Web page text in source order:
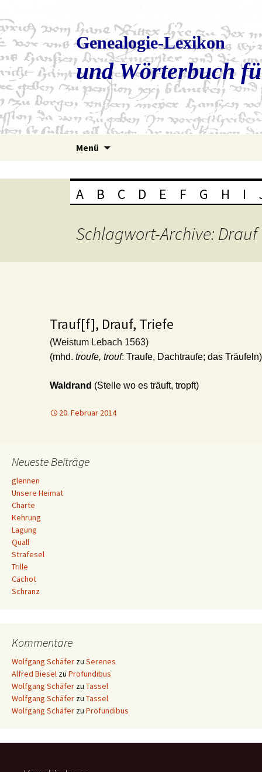
Genealogie-Lexikon
und Wörterbuch
Menü
A B C D E F G H I
Schlagwort-Archive: Drauf
Trauf[f], Drauf, Triefe
(Weistum Lebach 1563)
(mhd. troufe, trouf: Traufe, Dachtraufe; das Träufeln)
Waldrand (Stelle wo es träuft, tropft)
20. Februar 2014
Neueste Beiträge
glennen
Unsere Heimat
Charte
Kehrung
Lagung
Quall
Strafesel
Trille
Cachot
Schranz
Kommentare
Wolfgang Schäfer zu Serenes
Alfred Biesel zu Profundibus
Wolfgang Schäfer zu Tassel
Wolfgang Schäfer zu Tassel
Wolfgang Schäfer zu Profundibus